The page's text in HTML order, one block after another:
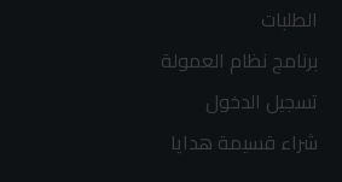
الطلبات
برنامج نظام العمولة
تسجيل الدخول
شراء قسيمة هدايا